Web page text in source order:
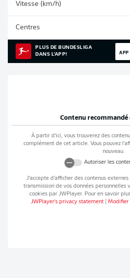
Vitesse (km/h)
Centres
PLUS DE BUNDESLIGA
DANS L'APP!
APP
Contenu recommandé
À partir d’ici, vous trouverez des
complément de cet article. Vous pouvez
nouveau.
Autoriser les
J’accepte d’afficher des contenus externes
transmission de vos données personnelles
cookies par JWPlayer. Pour en savoir
JWPlayer's privacy statement| Modifier